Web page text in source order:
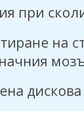
при
на